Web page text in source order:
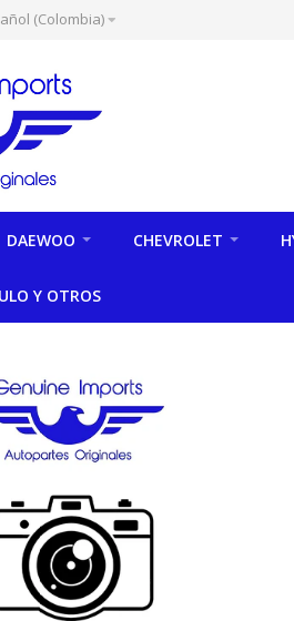
(Colombia)
DAEWOO CHEVROLET
Y OTROS